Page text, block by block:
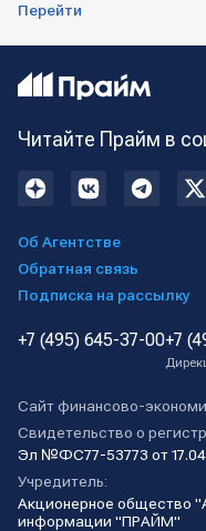
Перейти
Читайте Прайм в
Об Агентстве
Обратная связь
Подписка на рассылку
+7 (495) 645-37-00+7
Сайт финансово-
Свидетельство о
Эл №ФС77-53773 от
Учредитель:
Акционерное общество
информации "ПРАЙМ"